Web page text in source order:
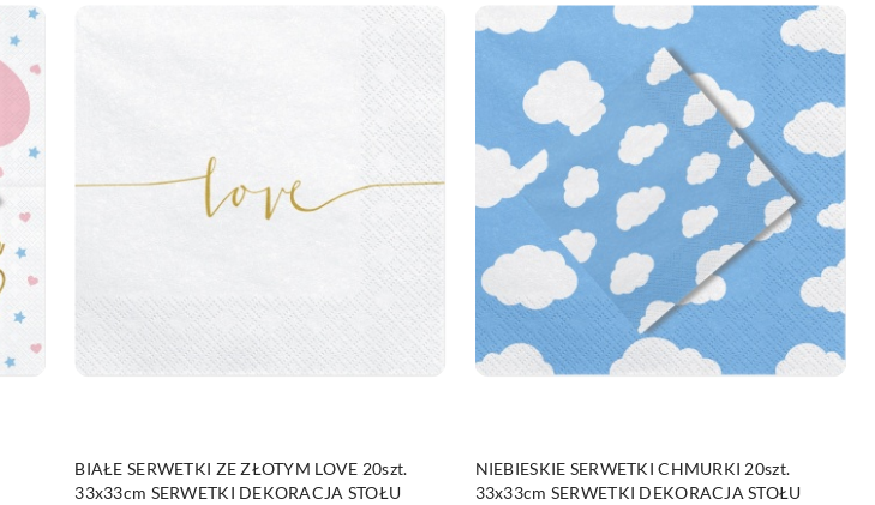
BIAŁE SERWETKI ZE ZŁOTYM LOVE 20szt.
33x33cm SERWETKI DEKORACJA STOŁU
NIEBIESKIE SERWETKI CHMURKI 20szt.
33x33cm SERWETKI DEKORACJA STOŁU